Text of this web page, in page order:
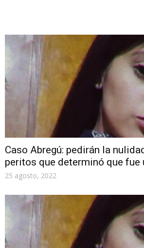
Caso Abregú: pedirán la
peritos que determinó que fue
25 agosto, 2022